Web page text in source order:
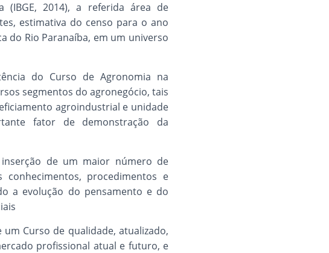
(IBGE, 2014), a referida área de
estimativa do censo para o ano
do Rio Paranaíba, em um universo
do Curso de Agronomia na
segmentos do agronegócio, tais
agroindustrial e unidade
fator de demonstração da
de um maior número de
procedimentos e
a evolução do pensamento e do
Curso de qualidade, atualizado,
profissional atual e futuro, e